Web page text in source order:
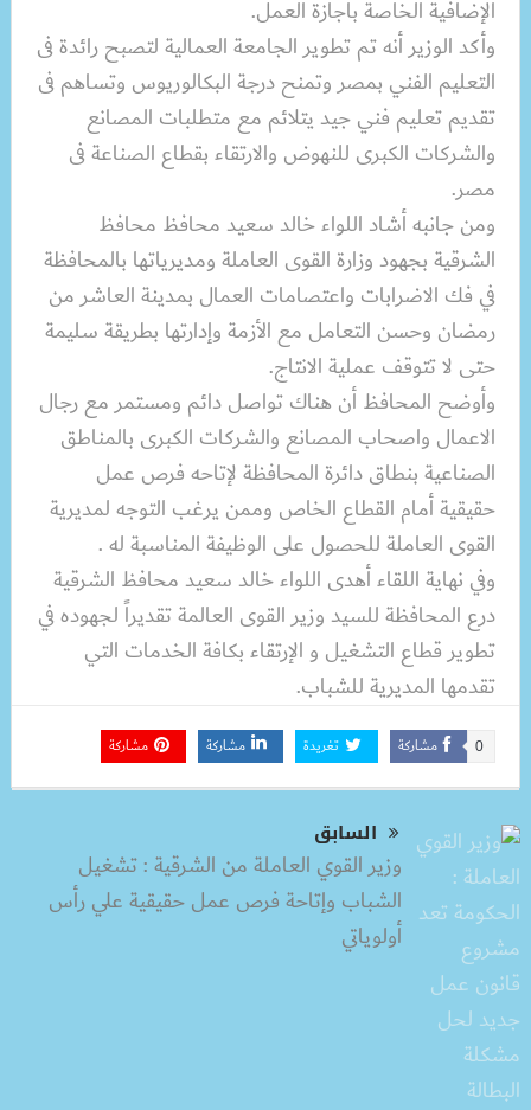
الإضافية الخاصة بأجازة العمل.
وأكد الوزير أنه تم تطوير الجامعة العمالية لتصبح رائدة فى
التعليم الفني بمصر وتمنح درجة البكالوريوس وتساهم فى
تقديم تعليم فني جيد يتلائم مع متطلبات المصانع
والشركات الكبرى للنهوض والارتقاء بقطاع الصناعة فى
مصر.
ومن جانبه أشاد اللواء خالد سعيد محافظ محافظ
الشرقية بجهود وزارة القوى العاملة ومديرياتها بالمحافظة
في فك الاضرابات واعتصامات العمال بمدينة العاشر من
رمضان وحسن التعامل مع الأزمة وإدارتها بطريقة سليمة
حتى لا تتوقف عملية الانتاج.
وأوضح المحافظ أن هناك تواصل دائم ومستمر مع رجال
الاعمال واصحاب المصانع والشركات الكبرى بالمناطق
الصناعية بنطاق دائرة المحافظة لإتاحه فرص عمل
حقيقية أمام القطاع الخاص وممن يرغب التوجه لمديرية
القوى العاملة للحصول على الوظيفة المناسبة له .
وفي نهاية اللقاء أهدى اللواء خالد سعيد محافظ الشرقية
درع المحافظة للسيد وزير القوى العالمة تقديراً لجهوده في
تطوير قطاع التشغيل و الإرتقاء بكافة الخدمات التي
تقدمها المديرية للشباب.
مشاركة 0 تغريدة مشاركة مشاركة
السابق
وزير القوي العاملة من الشرقية : تشغيل
الشباب وإتاحة فرص عمل حقيقية علي رأس
أولوياتي